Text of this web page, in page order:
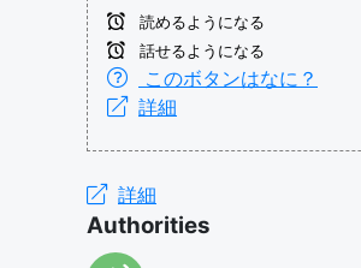
読めるようになる
話せるようになる
このボタンはなに？
詳細
詳細
Authorities